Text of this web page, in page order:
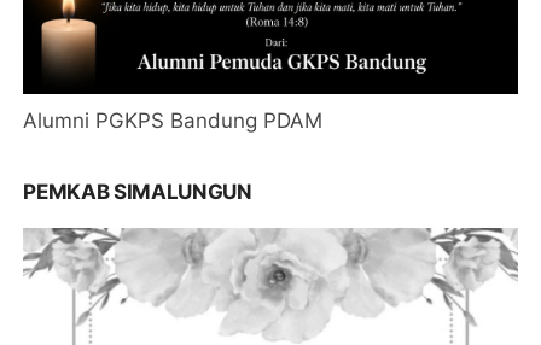
Alumni PGKPS Bandung PDAM
PEMKAB SIMALUNGUN